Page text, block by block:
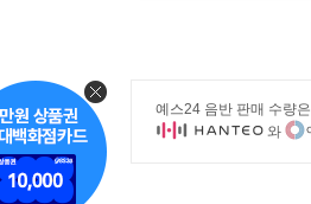
예스24 음반 판매 수량은
와